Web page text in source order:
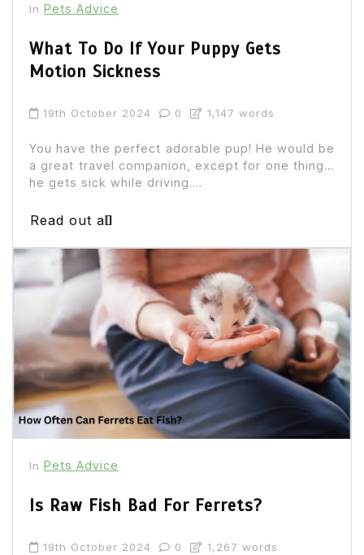
In Pets Advice
What To Do If Your Puppy Gets
Motion Sickness
19th October 2024 0 1,147 words
You have the perfect adorable pup! He would be
a great travel companion, except for one thing…
he gets sick while driving....
Read out all
In Pets Advice
Is Raw Fish Bad For Ferrets?
19th October 2024 0 1,267 words